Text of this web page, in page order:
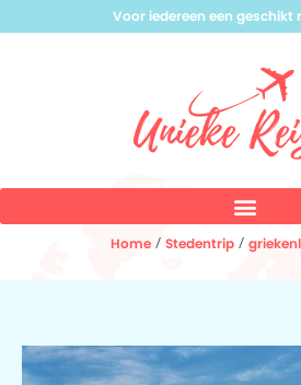
Voor iedereen een geschikt
Home/ Stedentrip/